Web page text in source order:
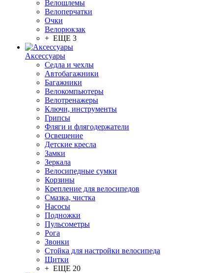
Велошлемы
Велоперчатки
Очки
Велорюкзак
+ ЕЩЕ 3
Аксессуары
Седла и чехлы
Автобагажники
Багажники
Велокомпьютеры
Велотренажеры
Ключи, инструменты
Грипсы
Фляги и флягодержатели
Освещение
Детские кресла
Замки
Зеркала
Велосипедные сумки
Корзины
Крепление для велосипедов
Смазка, чистка
Насосы
Подножки
Пульсометры
Рога
Звонки
Стойка для настройки велосипеда
Щитки
+ ЕЩЕ 20